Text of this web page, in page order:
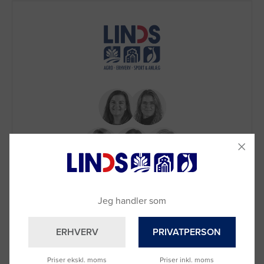
Vi sidder klar til at hjælpe dig.
Du kan også kontakte din lokale sælger
–
se oversigten her
Jeg handler som
ERHVERV
Priser ekskl. moms
PRIVATPERSON
Priser inkl. moms